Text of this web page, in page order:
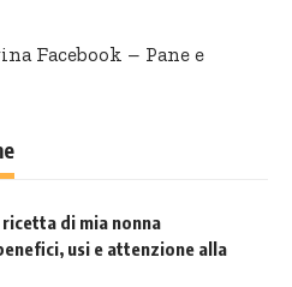
Facebook – Pane e
di mia nonna
usi e attenzione alla